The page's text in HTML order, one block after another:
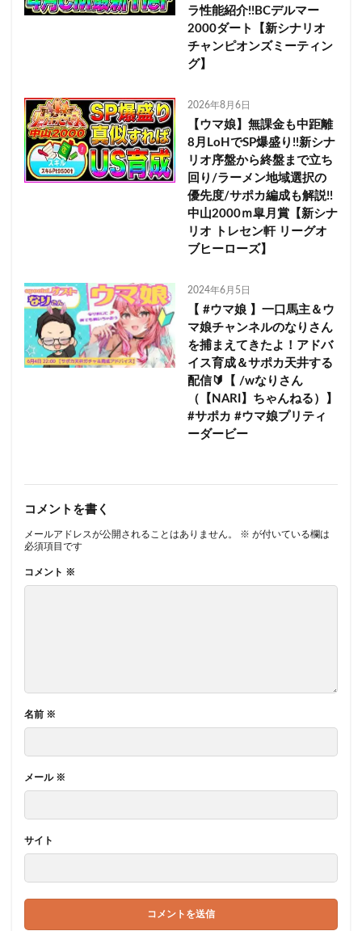
ラ性能紹介!!BCデルマー
2000ダート【新シナリオ
チャンピオンズミーティン
グ】
2026年8月6日
【ウマ娘】無課金も中距離
8月LoHでSP爆盛り!!新シナ
リオ序盤から終盤まで立ち
回り/ラーメン地域選択の
優先度/サポカ編成も解説!!
中山2000ｍ皐月賞【新シナ
リオ トレセン軒 リーグオ
ブヒーローズ】
2024年6月5日
【 #ウマ娘 】一口馬主＆ウ
マ娘チャンネルのなりさん
を捕まえてきたよ！アドバ
イス育成＆サポカ天井する
配信🔰【 /wなりさん
（【NARI】ちゃんねる）】
#サポカ #ウマ娘プリティ
ーダービー
コメントを書く
メールアドレスが公開されることはありません。 ※ が付いている欄は
必須項目です
コメント ※
名前 ※
メール ※
サイト